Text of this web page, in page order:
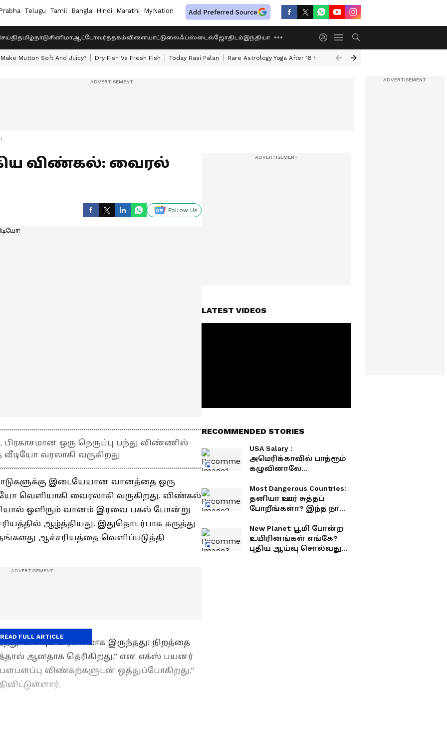
Telugu Tamil Bangla Hindi Marathi MyNation Add Preferred Source
தமிழ்நாடுசினிமாஆட்டோவர்த்தகம்விளையாட்டுலைஃப்ஸ்டைல்ஜோதிடம்இந்தியா
Mutton Soft And Juicy? Dry Fish Vs Fresh Fish Today Rasi Palan Rare Astrology Yoga After 18 Years Dwi Pushkar Yoga 2026
விண்கல்: வைரல்
Follow Us
ஒரு நெருப்பு பந்து விண்ணில்
வரலாகி வருகிறது
இடையேயான வானத்தை ஒரு
வெளியாகி வைரலாகி வருகிறது. விண்கல்
ஒளிரும் வானம் இரவை பகல் போன்று
ஆழ்த்தியது. இதுதொடர்பாக கருத்து
ஆச்சரியத்தை வெளிப்படுத்தி
மிகவும் பிரகாசமாக இருந்தது! நிறத்தை
ஆனதாக தெரிகிறது.” என எக்ஸ் பயனர்
பளபளப்பு விண்கற்களுடன் ஒத்துப்போகிறது.”
READ FULL ARTICLE
LATEST VIDEOS
RECOMMENDED STORIES
USA Salary :
அமெரிக்காவில் பாத்ரூம்
கழுவினாலே
ஆகிடலாமா? அட்ரா
சக்கை!
Most Dangerous Countries:
தனியா ஊர் சுத்தப்
போறீங்களா? இந்த நாடு
லிஸ்ட் உள்ளே
New Planet: பூமி போன்ற
உயிரினங்கள் எங்கே?
புதிய ஆய்வு சொல்வது